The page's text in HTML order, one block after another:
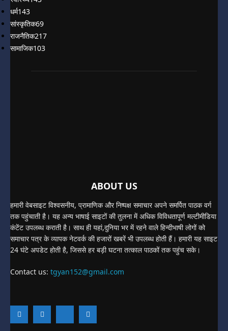
धर्म143
सांस्कृतिक69
राजनैतिक217
सामाजिक103
ABOUT US
हमारी वेबसाइट विश्वसनीय, प्रामाणिक और निष्पक्ष समाचार अपने समर्पित पाठक वर्ग
तक पहुंचाती है। यह अन्य भाषाई साइटों की तुलना में अधिक विविधतापूर्ण मल्टीमीडिया
कंटेंट उपलब्ध कराती है। साथ ही यहां,दुनिया भर में रहने वाले हिन्दीभाषी लोगों को
समाचार पत्र के व्यापक नेटवर्क की हजारों खबरें भी उपलब्ध होती हैं। हमारी यह साइट
24 घंटे अपडेट होती है, जिससे हर बड़ी घटना तत्काल पाठकों तक पहुंच सके।
Contact us: tgyan152@gmail.com